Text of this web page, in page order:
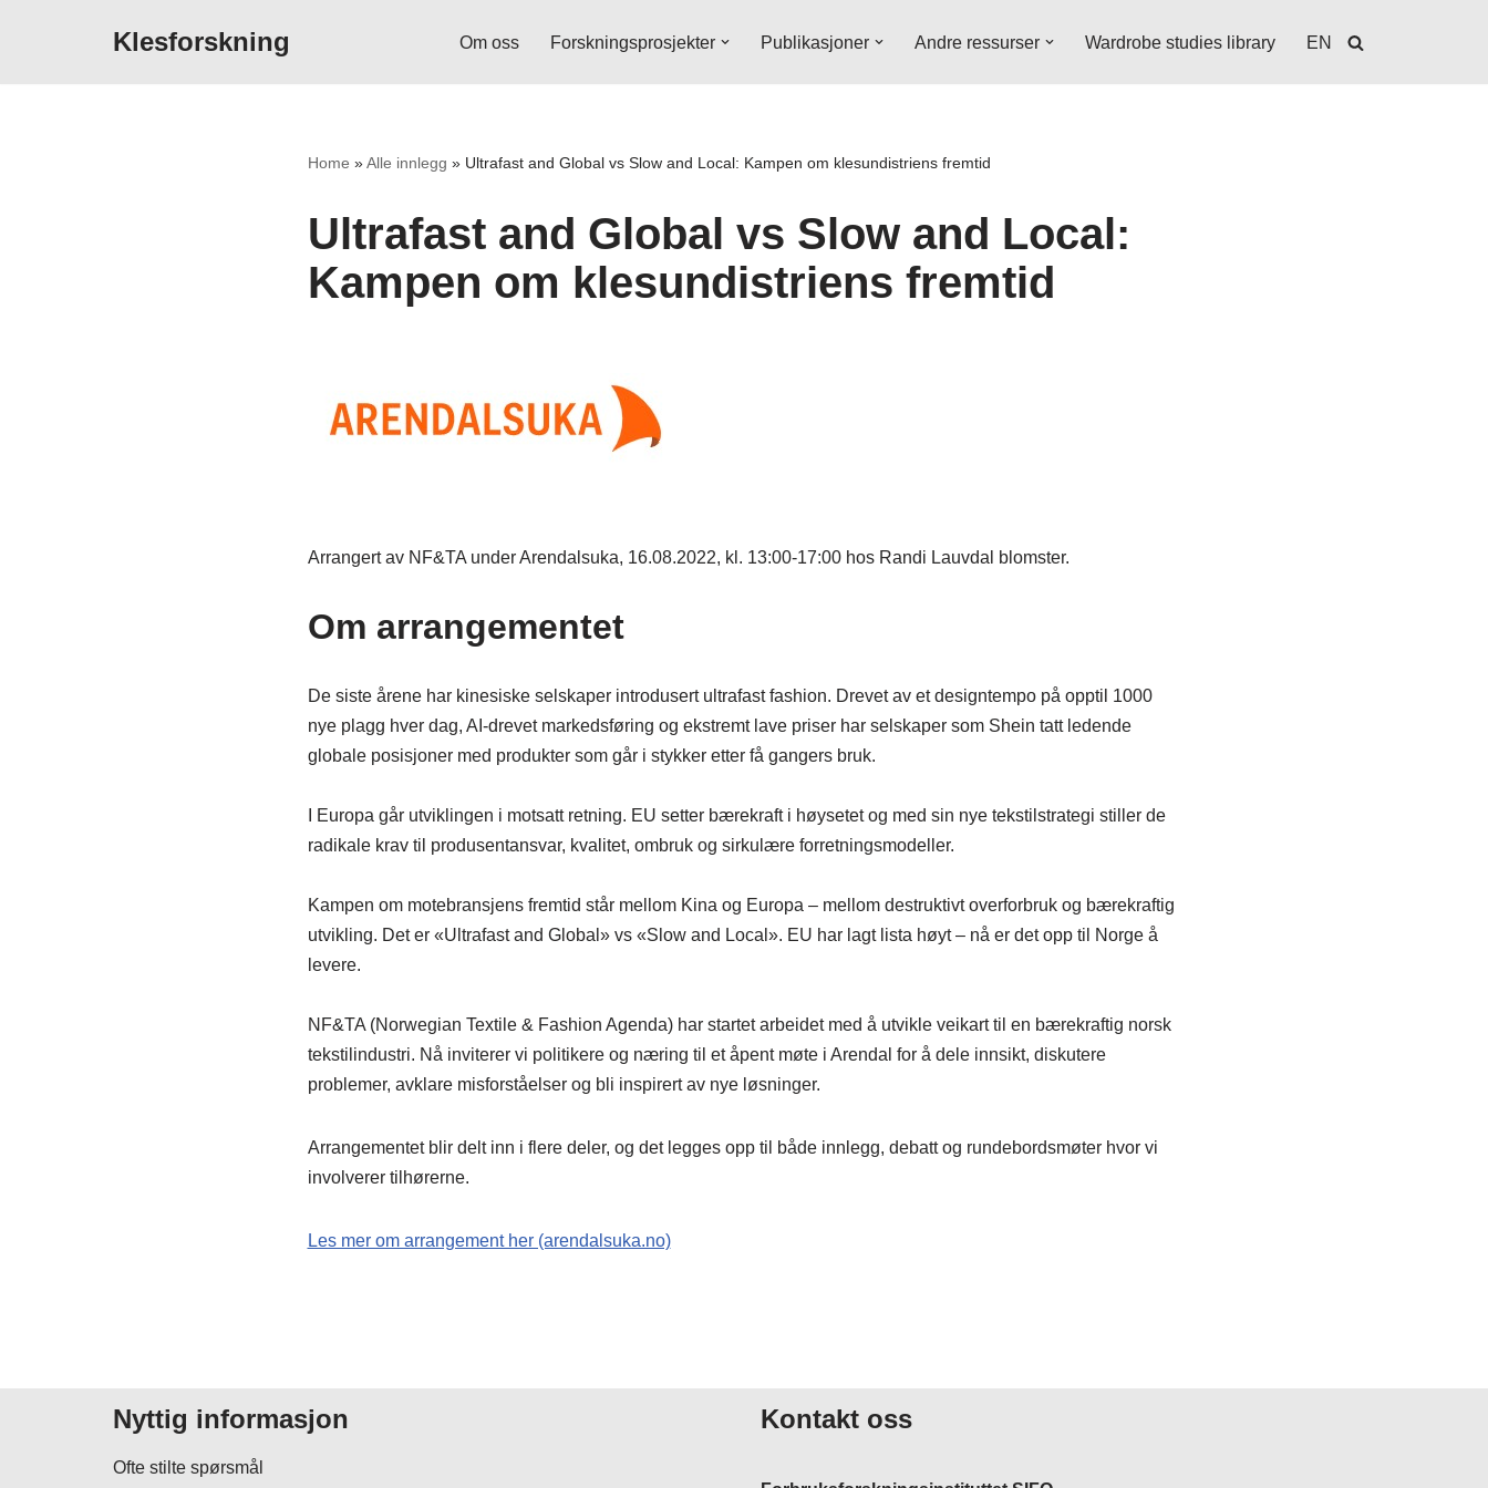
Klesforskning Om oss Forskningsprosjekter Publikasjoner Andre ressurser Wardrobe studies library EN
Home »Alle innlegg » Ultrafast and Global vs Slow and Local: Kampen om klesundistriens fremtid
Ultrafast and Global vs Slow and Local:
Kampen om klesundistriens fremtid
Arrangert av NF&TA under Arendalsuka, 16.08.2022, kl. 13:00-17:00 hos Randi Lauvdal blomster.
Om arrangementet
De siste årene har kinesiske selskaper introdusert ultrafast fashion. Drevet av et designtempo på opptil 1000
nye plagg hver dag, AI-drevet markedsføring og ekstremt lave priser har selskaper som Shein tatt ledende
globale posisjoner med produkter som går i stykker etter få gangers bruk.
I Europa går utviklingen i motsatt retning. EU setter bærekraft i høysetet og med sin nye tekstilstrategi stiller de
radikale krav til produsentansvar, kvalitet, ombruk og sirkulære forretningsmodeller.
Kampen om motebransjens fremtid står mellom Kina og Europa – mellom destruktivt overforbruk og bærekraftig
utvikling. Det er «Ultrafast and Global» vs «Slow and Local». EU har lagt lista høyt – nå er det opp til Norge å
levere.
NF&TA (Norwegian Textile & Fashion Agenda) har startet arbeidet med å utvikle veikart til en bærekraftig norsk
tekstilindustri. Nå inviterer vi politikere og næring til et åpent møte i Arendal for å dele innsikt, diskutere
problemer, avklare misforståelser og bli inspirert av nye løsninger.
Arrangementet blir delt inn i flere deler, og det legges opp til både innlegg, debatt og rundebordsmøter hvor vi
involverer tilhørerne.
Les mer om arrangement her (arendalsuka.no)
Nyttig informasjon
Ofte stilte spørsmål
Kontakt oss